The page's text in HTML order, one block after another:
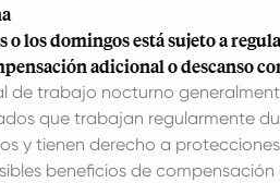
los domingos está sujeto a
adicional o descanso
de trabajo nocturno
que trabajan regularmente
y tienen derecho a
beneficios de compensación